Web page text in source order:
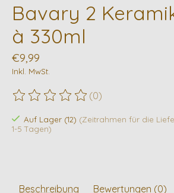
Bavary 2
à 330ml
€9,99
Inkl. MwSt.
Die Bewertung dieses Produkts ist
(0)
Auf Lager (12) (Zeitrahmen für die
1-5 Tagen)
Beschreibung Bewertungen (0)